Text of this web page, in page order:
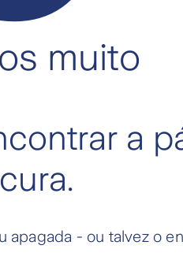
muito
a
apagada - ou talvez o